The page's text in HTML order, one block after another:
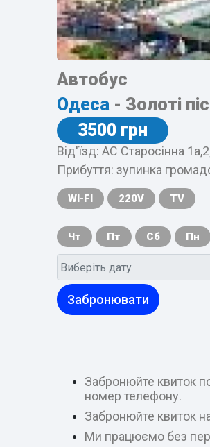
Автобус
Одеса - Золоті
3500 грн
Від'їзд: АС Старосінна
Прибуття: зупинка
WI-FI 220V TV
Чт Пт Сб Пн
Забронювати
Забронюйте квиток
номер телефону.
Забронюйте квиток
Ми працюємо без